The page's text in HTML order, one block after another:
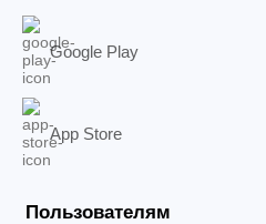
Google Play
App Store
Пользователям